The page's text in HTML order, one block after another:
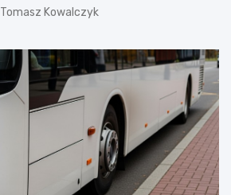
Tomasz Kowalczyk